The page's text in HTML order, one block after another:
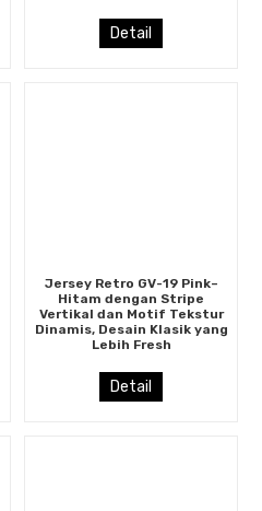
Detail
Jersey Retro GV-19 Pink–
Hitam dengan Stripe
Vertikal dan Motif Tekstur
Dinamis, Desain Klasik yang
Lebih Fresh
Detail